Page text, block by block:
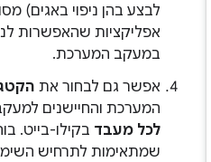
לבצע בהן ניפוי באגים)
אפליקציות שהאפשרות
במעקב המערכת.
אפשר גם לבחור את
המערכת והחיישנים
לכל מעבדבקילו-בייט.
שמתאימות לתרחיש